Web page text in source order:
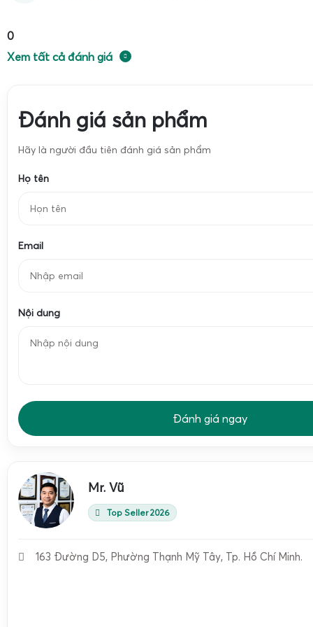
Thiết kế liền khối, bít bùng, chống nước tương
Khung cân điện tử XK3190-T7E 100kg 200kg 300kg
liền khối bít bùng, toàn bộ phần thân cân, loadcell, dây tín
trùng, chuột bọ xâm nhập. So với dạng cân ghế ngồi có
0
Xem tất cả đánh giá
Đánh giá sản phẩm
Hãy là người đầu tiên đánh giá sản phẩm
Họ tên
Email
Nội dung
Đánh giá ngay
Mr. Vũ
Top Seller 2026
163 Đường D5, Phường Thạnh Mỹ Tây, Tp. Hồ Chí Minh.